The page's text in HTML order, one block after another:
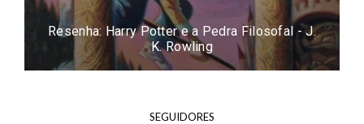
Resenha: Easy - Tammara Webber
SEGUIDORES